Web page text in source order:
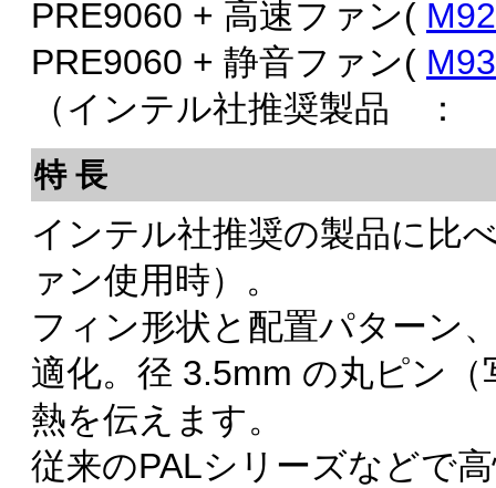
PRE9060 + 高速ファン(
PRE9060 + 静音ファン( M93
（インテル社推奨製品
特 長
インテル社推奨の製品に比
ァン使用時）。
フィン形状と配置パターン
適化。径 3.5mm の丸ピン
熱を伝えます。
従来のPALシリーズなどで